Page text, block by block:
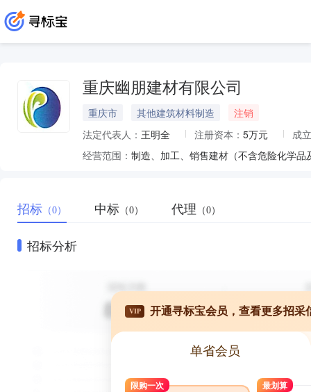
重庆幽朋建材有限公司
重庆市 其他建筑材料制造
注销
法定代表人： 王明全 注册资本： 5万元
成
经营范围：
招标 （0） 中标 （0） 代理 （0）
招标分析
VIP 开通寻标宝会员，查看更多招采
单省会员
限购一次 最划算